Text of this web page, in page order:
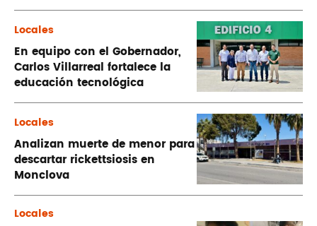
Locales
En equipo con el Gobernador,
Carlos Villarreal fortalece la
educación tecnológica
Locales
Analizan muerte de menor para
descartar rickettsiosis en
Monclova
Locales